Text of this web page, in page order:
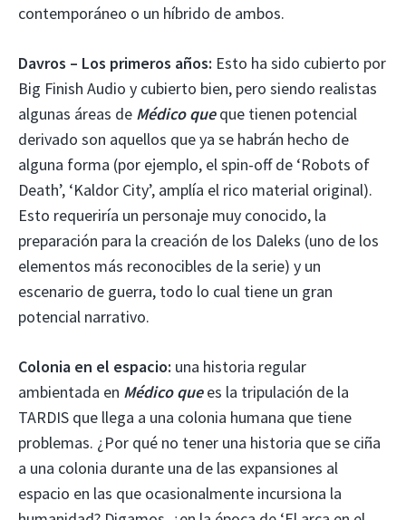
contemporáneo o un híbrido de ambos.
Davros – Los primeros años: Esto ha sido cubierto por
Big Finish Audio y cubierto bien, pero siendo realistas
algunas áreas de Médico queque tienen potencial
derivado son aquellos que ya se habrán hecho de
alguna forma (por ejemplo, el spin-off de ‘Robots of
Death’, ‘Kaldor City’, amplía el rico material original).
Esto requeriría un personaje muy conocido, la
preparación para la creación de los Daleks (uno de los
elementos más reconocibles de la serie) y un
escenario de guerra, todo lo cual tiene un gran
potencial narrativo.
Colonia en el espacio: una historia regular
ambientada en Médico quees la tripulación de la
TARDIS que llega a una colonia humana que tiene
problemas. ¿Por qué no tener una historia que se ciña
a una colonia durante una de las expansiones al
espacio en las que ocasionalmente incursiona la